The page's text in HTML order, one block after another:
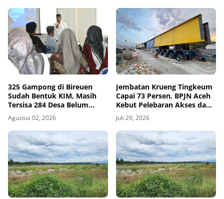
325 Gampong di Bireuen
Sudah Bentuk KIM, Masih
Tersisa 284 Desa Belum
Terjangkau
Agustus 02, 2026
Jembatan Krueng Tingkeum
Capai 73 Persen, BPJN Aceh
Kebut Pelebaran Akses dan
Pemasangan Bentang
Tengah
Juli 29, 2026